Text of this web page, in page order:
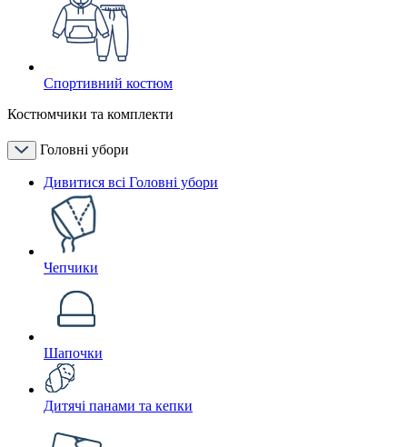
Спортивний костюм
Костюмчики та комплекти
Головні убори
Дивитися всі Головні убори
Чепчики
Шапочки
Дитячі панами та кепки